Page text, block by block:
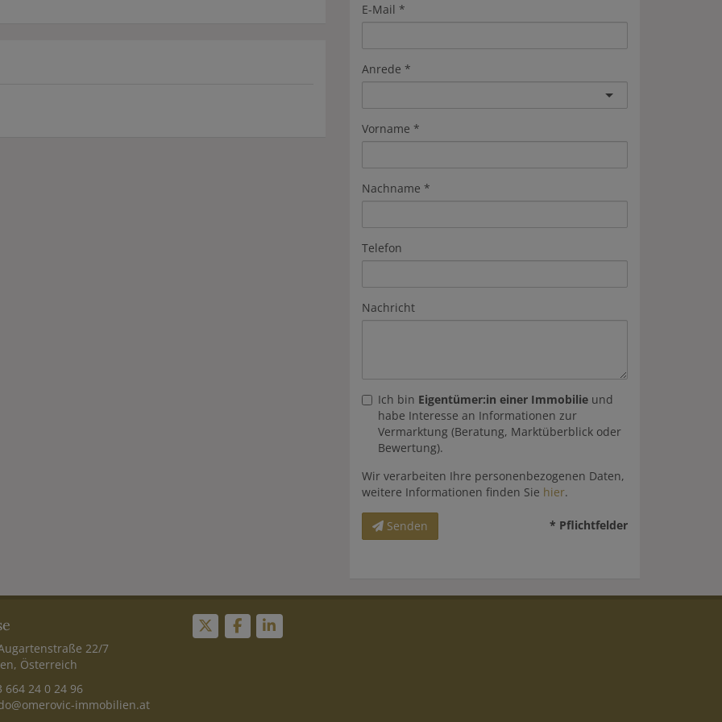
E-Mail
Anrede
Vorname
Nachname
Telefon
Nachricht
Ich bin Eigentümer:in einer Immobilie und
habe Interesse an Informationen zur
Vermarktung (Beratung, Marktüberblick oder
Bewertung).
Wir verarbeiten Ihre personenbezogenen Daten,
weitere Informationen finden Sie hier.
Senden * Pflichtfelder
22/7
Österreich
664 24 0 24 96
immobilien.at